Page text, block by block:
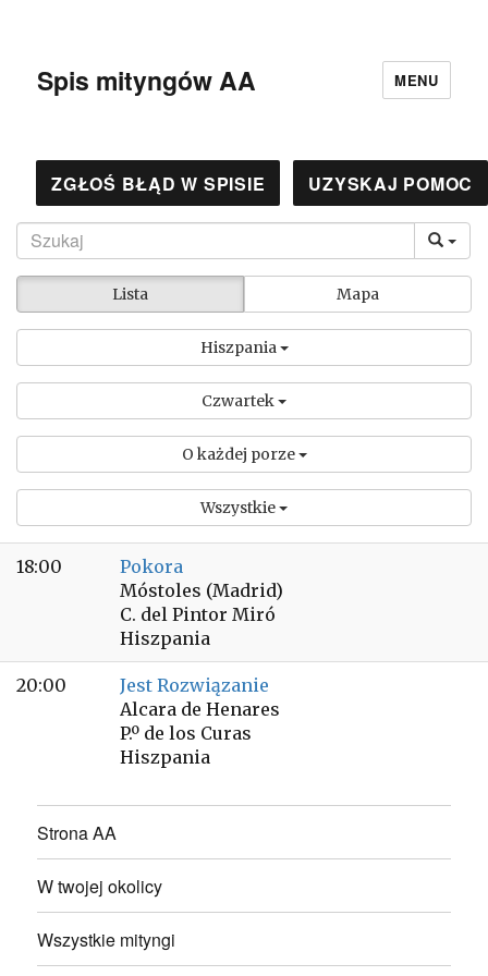
Spis mityngów AA MENU
ZGŁOŚ BŁĄD W SPISIE UZYSKAJ POMOC
Lista Mapa
Hiszpania
Czwartek
O każdej porze
Wszystkie
18:00
Pokora
Móstoles (Madrid)
C. del Pintor Miró
Hiszpania
20:00
Jest Rozwiązanie
Alcara de Henares
P.º de los Curas
Hiszpania
Strona AA
W twojej okolicy
Wszystkie mityngi